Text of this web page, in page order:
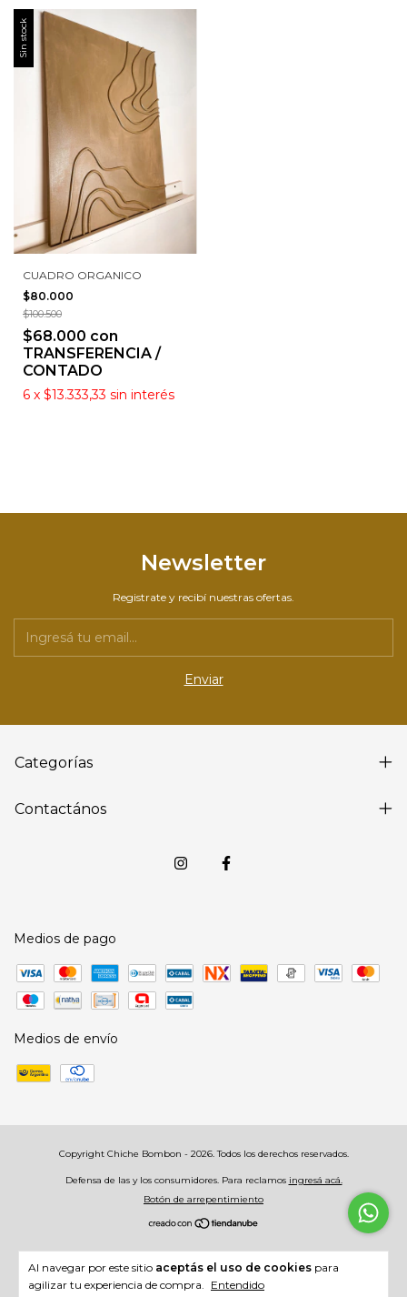
Al navegar por este sitio aceptás el uso de cookies para
agilizar tu experiencia de compra. Entendido
Sin stock
CUADRO ORGANICO
$80.000
$100.500
$68.000 con
TRANSFERENCIA /
CONTADO
6 x $13.333,33 sin interés
Newsletter
Registrate y recibí nuestras ofertas.
Categorías
Contactános
Medios de pago
Medios de envío
Copyright Chiche Bombon - 2026. Todos los derechos reservados.
Defensa de las y los consumidores. Para reclamos ingresá acá.
Botón de arrepentimiento